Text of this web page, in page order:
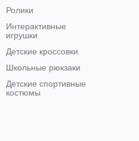
Ролики
Интерактивные
игрушки
Детские кроссовки
Школьные рюкзаки
Детские спортивные
костюмы